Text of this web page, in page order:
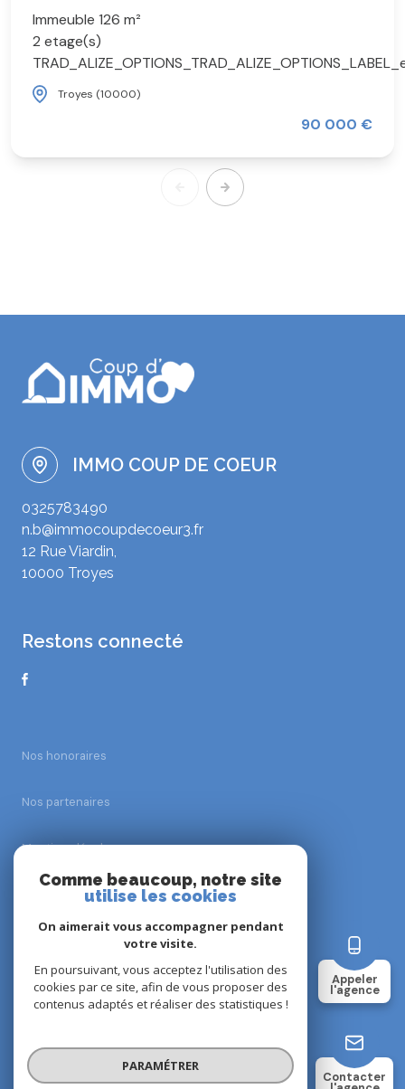
Appeler
l'agence
Contacter
Immeuble 126 m²
2 etage(s)
Troyes (10000)
90 000 €
IMMO COUP DE COEUR
0325783490
n.b@immocoupdecoeur3.fr
12 Rue Viardin,
10000 Troyes
restons connecté
Nos honoraires
Nos partenaires
Mentions légales
Cookies
© 2026 | Tous droits réservés
Comme beaucoup, notre site
utilise les cookies
On aimerait vous accompagner pendant
votre visite.
En poursuivant, vous acceptez l'utilisation des
cookies par ce site, afin de vous proposer des
contenus adaptés et réaliser des statistiques !
PARAMÉTRER